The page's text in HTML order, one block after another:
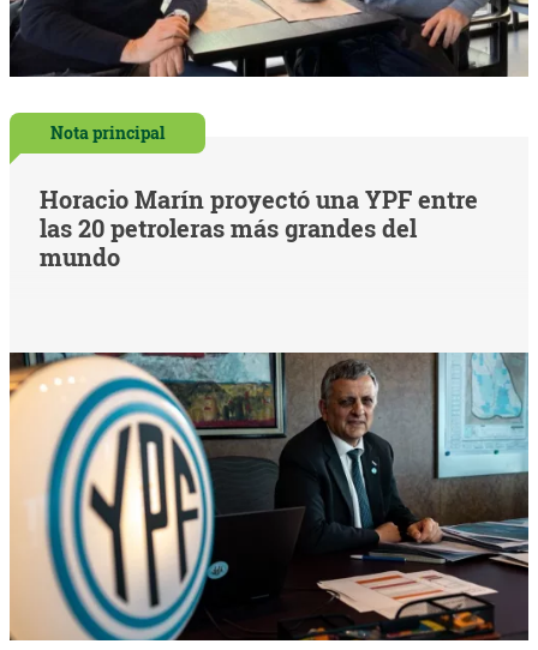
Nota principal
Horacio Marín proyectó una YPF entre
las 20 petroleras más grandes del
mundo